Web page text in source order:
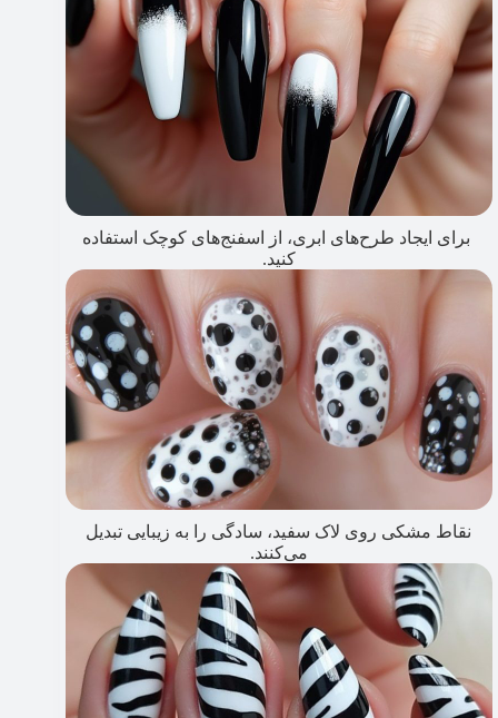
برای ایجاد طرح‌های ابری، از اسفنج‌های کوچک استفاده
کنید.
نقاط مشکی روی لاک سفید، سادگی را به زیبایی تبدیل
می‌کنند.